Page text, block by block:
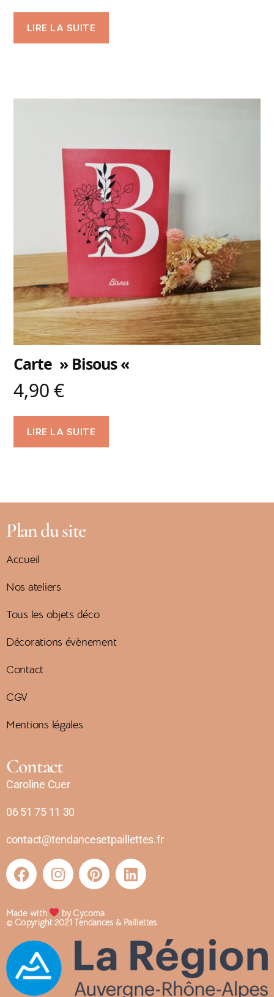
LIRE LA SUITE
Carte » Bisous «
4,90€
LIRE LA SUITE
Plan du site
Accueil
Nos ateliers
Tous les objets déco
Décorations évènement
Contact
CGV
Mentions légales
Contact
Caroline Cuer
06 51 75 11 30
contact@tendancesetpaillettes.fr
Made with by Cycoma
© Copyright 2021 Tendances & Paillettes